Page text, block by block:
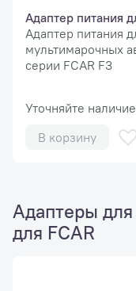
Адаптер питания
Адаптер питания
мультимарочных
серии FCAR F3
Уточняйте наличие
В корзину
Адаптеры
для FCAR